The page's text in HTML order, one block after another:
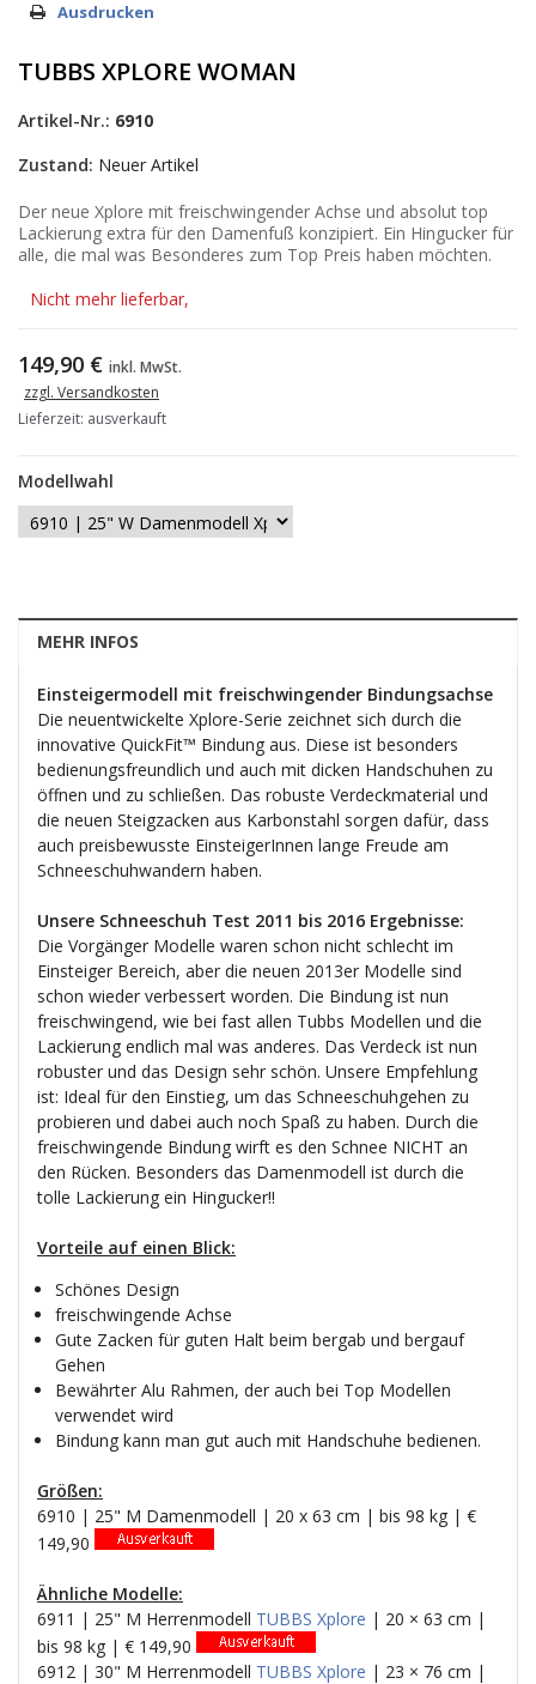
Ausdrucken
TUBBS XPLORE WOMAN
Artikel-Nr.: 6910
Zustand: Neuer Artikel
Der neue Xplore mit freischwingender Achse und absolut top
Lackierung extra für den Damenfuß konzipiert. Ein Hingucker für
alle, die mal was Besonderes zum Top Preis haben möchten.
Nicht mehr lieferbar,
149,90 € inkl. MwSt.
zzgl. Versandkosten
Lieferzeit: ausverkauft
Modellwahl
MEHR INFOS
Einsteigermodell mit freischwingender Bindungsachse
Die neuentwickelte Xplore-Serie zeichnet sich durch die
innovative QuickFit™ Bindung aus. Diese ist besonders
bedienungsfreundlich und auch mit dicken Handschuhen zu
öffnen und zu schließen. Das robuste Verdeckmaterial und
die neuen Steigzacken aus Karbonstahl sorgen dafür, dass
auch preisbewusste EinsteigerInnen lange Freude am
Schneeschuhwandern haben.
Unsere Schneeschuh Test 2011 bis 2016 Ergebnisse:
Die Vorgänger Modelle waren schon nicht schlecht im
Einsteiger Bereich, aber die neuen 2013er Modelle sind
schon wieder verbessert worden. Die Bindung ist nun
freischwingend, wie bei fast allen Tubbs Modellen und die
Lackierung endlich mal was anderes. Das Verdeck ist nun
robuster und das Design sehr schön. Unsere Empfehlung
ist: Ideal für den Einstieg, um das Schneeschuhgehen zu
probieren und dabei auch noch Spaß zu haben. Durch die
freischwingende Bindung wirft es den Schnee NICHT an
den Rücken. Besonders das Damenmodell ist durch die
tolle Lackierung ein Hingucker!!
Vorteile auf einen Blick:
Schönes Design
freischwingende Achse
Gute Zacken für guten Halt beim bergab und bergauf
Gehen
Bewährter Alu Rahmen, der auch bei Top Modellen
verwendet wird
Bindung kann man gut auch mit Handschuhe bedienen.
Größen:
6910 | 25" M Damenmodell | 20 x 63 cm | bis 98 kg | €
149,90
Ähnliche Modelle:
6911 | 25" M Herrenmodell TUBBS Xplore | 20 × 63 cm |
bis 98 kg | € 149,90
6912 | 30" M Herrenmodell TUBBS Xplore | 23 × 76 cm |